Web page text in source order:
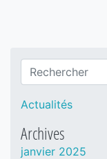
Recherche
Actualités
Archives
janvier 2025